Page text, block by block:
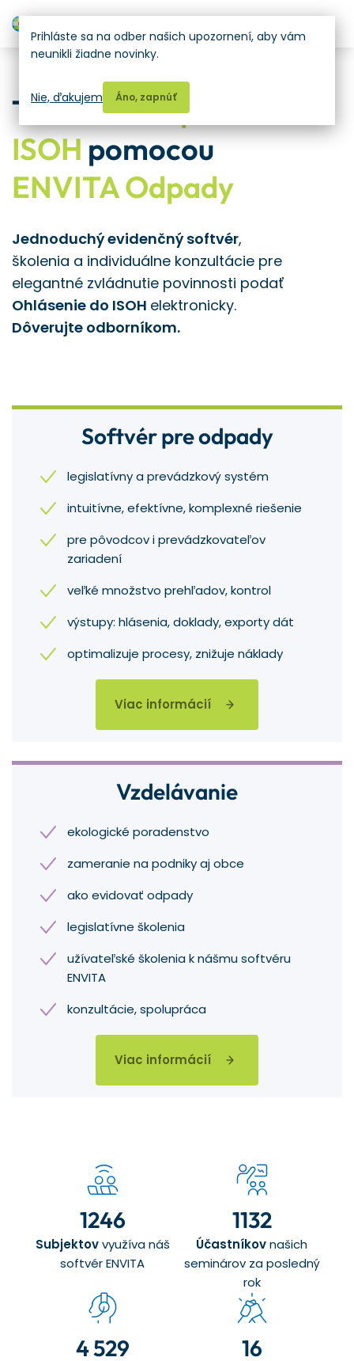
TvorbaXML pre
ISOHpomocou
ENVITA Odpady
Jednoduchý evidenčný softvér,
školenia a individuálne konzultácie pre
elegantné zvládnutie povinnosti podať
Ohlásenie do ISOH elektronicky.
Dôverujte odborníkom.
Softvér pre odpady
legislatívny a prevádzkový systém
intuitívne, efektívne, komplexné riešenie
pre pôvodcov i prevádzkovateľov
zariadení
veľké množstvo prehľadov, kontrol
výstupy: hlásenia, doklady, exporty dát
optimalizuje procesy, znižuje náklady
Viac informácií
Vzdelávanie
ekologické poradenstvo
zameranie na podniky aj obce
ako evidovať odpady
legislatívne školenia
užívateľské školenia k nášmu softvéru
ENVITA
konzultácie, spolupráca
Viac informácií
1246
Subjektovvyužíva náš
softvér ENVITA
1132
Účastníkovnašich
seminárov za posledný
rok
4 529 16
Prihláste sa na odber našich upozornení, aby vám
neunikli žiadne novinky.
Áno, zapnúť
Nie, ďakujem